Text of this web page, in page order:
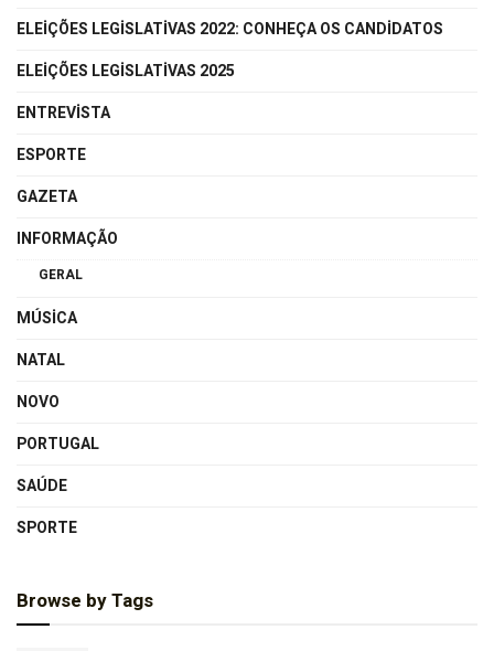
ELEIÇÕES LEGISLATIVAS 2022: CONHEÇA OS CANDIDATOS
ELEIÇÕES LEGISLATIVAS 2025
ENTREVISTA
ESPORTE
GAZETA
INFORMAÇÃO
GERAL
MÚSICA
NATAL
NOVO
PORTUGAL
SAÚDE
SPORTE
Browse by Tags